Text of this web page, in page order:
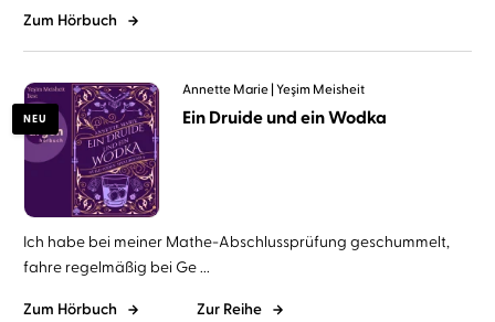
Zum Hörbuch
NEU
Annette Marie Yeşim Meisheit
Ein Druide und ein Wodka
Ich habe bei meiner Mathe-Abschlussprüfung geschummelt,
fahre regelmäßig bei Ge ...
Zum Hörbuch Zur Reihe